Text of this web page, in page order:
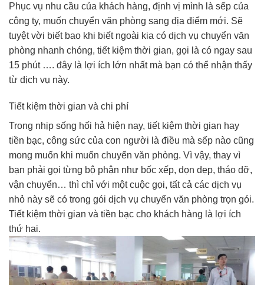
Phục vụ nhu cầu của khách hàng, định vị mình là sếp của
công ty, muốn chuyển văn phòng sang địa điểm mới. Sẽ
tuyệt vời biết bao khi biết ngoài kia có dịch vụ chuyển văn
phòng nhanh chóng, tiết kiệm thời gian, gọi là có ngay sau
15 phút …. đây là lợi ích lớn nhất mà bạn có thể nhận thấy
từ dịch vụ này.
Tiết kiệm thời gian và chi phí
Trong nhịp sống hối hả hiện nay, tiết kiệm thời gian hay
tiền bạc, công sức của con người là điều mà sếp nào cũng
mong muốn khi muốn chuyển văn phòng. Vì vậy, thay vì
bạn phải gọi từng bộ phận như bốc xếp, dọn dẹp, tháo dỡ,
vận chuyển… thì chỉ với một cuộc gọi, tất cả các dịch vụ
nhỏ này sẽ có trong gói dịch vụ chuyển văn phòng trọn gói.
Tiết kiệm thời gian và tiền bạc cho khách hàng là lợi ích
thứ hai.